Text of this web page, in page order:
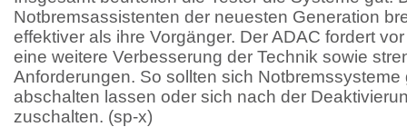
Notbremsassistenten der neuesten Generation
effektiver als ihre Vorgänger. Der ADAC fordert
eine weitere Verbesserung der Technik sowie
Anforderungen. So sollten sich
abschalten lassen oder sich nach der
zuschalten. (sp-x)